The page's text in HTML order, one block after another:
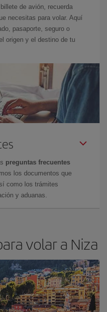
de avión, recuerda
necesitas para volar. Aquí
pasaporte, seguro o
origen y el destino de tu
preguntas frecuentes
los documentos que
como los trámites
y aduanas.
volar a Niza